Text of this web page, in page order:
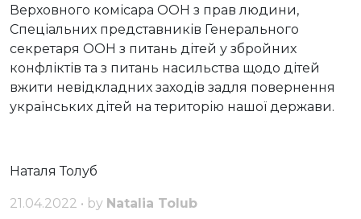
Верховного комісара ООН з прав людини,
Спеціальних представників Генерального
секретаря ООН з питань дітей у збройних
конфліктів та з питань насильства щодо дітей
вжити невідкладних заходів задля повернення
українських дітей на територію нашої держави.
Наталя Толуб
21.04.2022 • by Natalia Tolub